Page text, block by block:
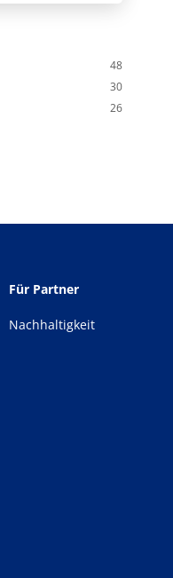
48
30
26
Für Partner
Nachhaltigkeit